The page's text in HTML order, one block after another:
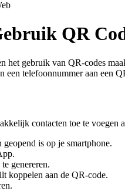
QR
het gebruik van QR-codes
een telefoonnummer aan een
contacten toe te
is op je smartphone.
genereren.
koppelen aan de QR-code.